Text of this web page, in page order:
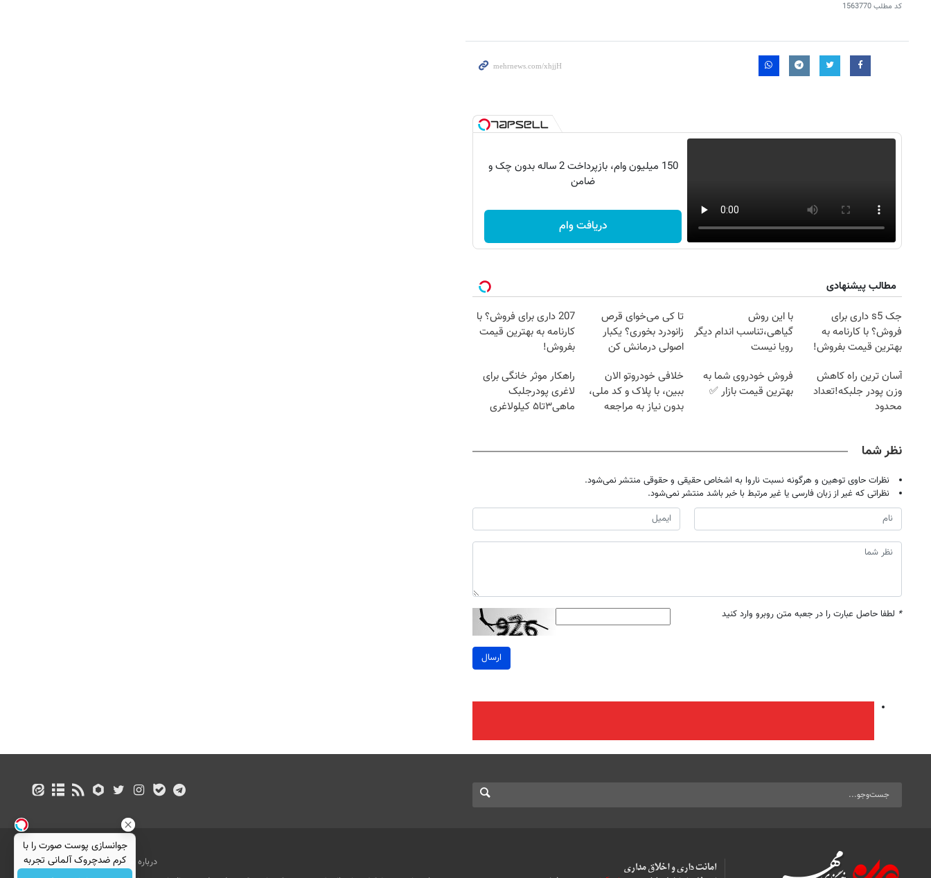
کد مطلب1563770
150 میلیون وام، بازپرداخت 2 ساله بدون چک و
ضامن
دریافت وام
مطالب پیشنهادی
جک s5 داری برای
فروش؟ با کارنامه به
بهترین قیمت بفروش!
با این روش
گیاهی،تناسب اندام دیگر
رویا نیست
تا کی می‌خوای قرص
زانودرد بخوری؟ یکبار
اصولی درمانش کن
207 داری برای فروش؟ با
کارنامه به بهترین قیمت
بفروش!
آسان ترین راه کاهش
وزن پودر جلبکه!تعداد
محدود
فروش خودروی شما به
بهترین قیمت بازار ✅
خلافی خودروتو الان
ببین، با پلاک و کد ملی،
بدون نیاز به مراجعه
راهکار موثر خانگی برای
لاغری پودرجلبک
ماهی۳تا۵ کیلولاغری
نظر شما
نظرات حاوی توهین و هرگونه نسبت ناروا به اشخاص حقیقی و حقوقی منتشر نمی‌شود.
نظراتی که غیر از زبان فارسی یا غیر مرتبط با خبر باشد منتشر نمی‌شود.
* لطفا حاصل عبارت را در جعبه متن روبرو وارد کنید
ارسال
درباره ما تماس با ما
بازرگانی
جوانسازی پوست صورت را با
کرم ضدچروک آلمانی تجربه